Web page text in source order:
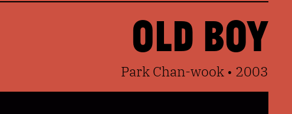
Old Boy
Park Chan-wook • 2003